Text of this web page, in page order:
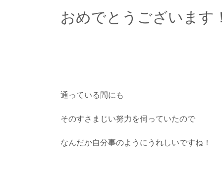
おめでとうございます
通っている間にも
そのすさまじい努力を伺っていたので
なんだか自分事のようにうれしいですね！